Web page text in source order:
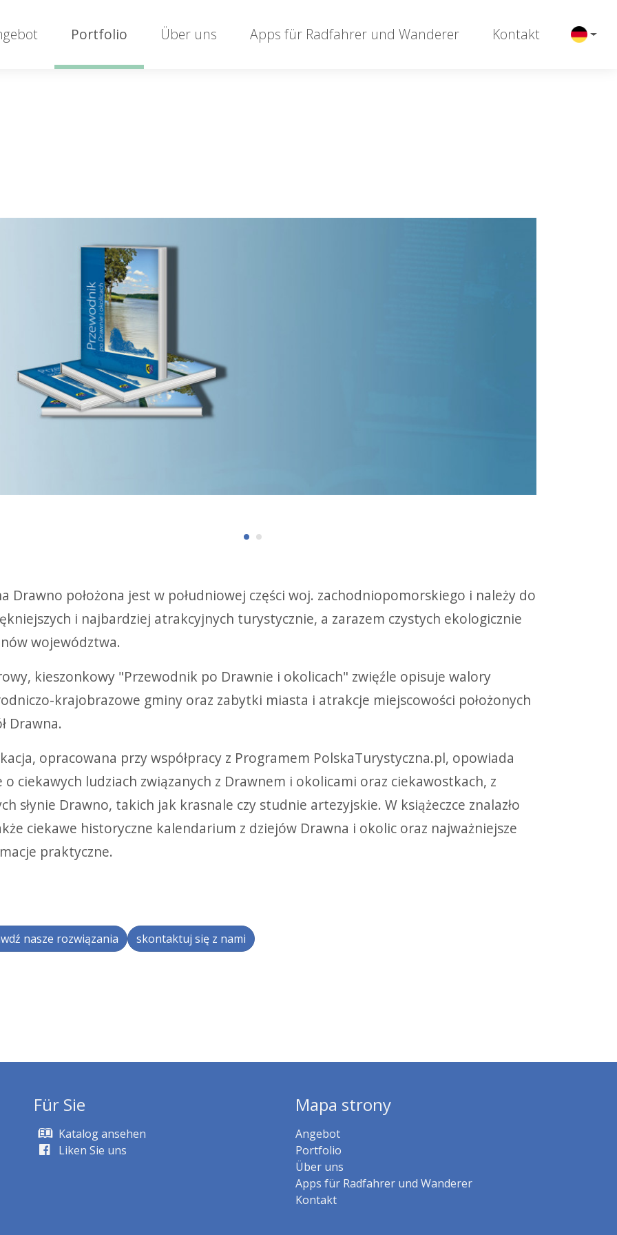
Portfolio Über uns Apps für Radfahrer und Wanderer Kontakt
Drawno położona jest w południowej części woj. zachodniopomorskiego i należy do
i najbardziej atrakcyjnych turystycznie, a zarazem czystych ekologicznie
województwa.
kieszonkowy "Przewodnik po Drawnie i okolicach" zwięźle opisuje walory
krajobrazowe gminy oraz zabytki miasta i atrakcje miejscowości położonych
Drawna.
opracowana przy współpracy z Programem PolskaTurystyczna.pl, opowiada
o ciekawych ludziach związanych z Drawnem i okolicami oraz ciekawostkach, z
słynie Drawno, takich jak krasnale czy studnie artezyjskie. W książeczce znalazło
ciekawe historyczne kalendarium z dziejów Drawna i okolic oraz najważniejsze
praktyczne.
nasze rozwiązania skontaktuj się z nami
Für Sie
Katalog ansehen
Liken Sie uns
Mapa strony
Angebot
Portfolio
Über uns
Apps für Radfahrer und Wanderer
Kontakt